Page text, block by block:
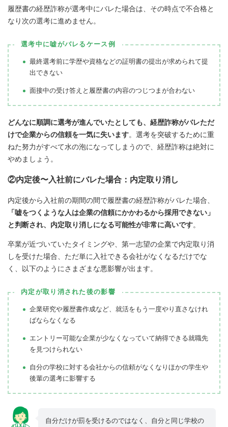
履歴書の経歴詐称が選考中にバレた場合は、その時点で不合格と
なり次の選考に進めません。
選考中に嘘がバレるケース例
最終選考前に学歴や資格などの証明書の提出が求められて提
出できない
面接中の受け答えと履歴書の内容のつじつまが合わない
どんなに順調に選考が進んでいたとしても、経歴詐称がバレただ
けで企業からの信頼を一気に失います。選考を突破するために重
ねた努力がすべて水の泡になってしまうので、経歴詐称は絶対に
やめましょう。
②内定後〜入社前にバレた場合：内定取り消し
内定後から入社前の期間の間で履歴書の経歴詐称がバレた場合、
「嘘をつくような人は企業の信頼にかかわるから採用できない」
と判断され、内定取り消しになる可能性が非常に高いです。
卒業が近づいていたタイミングや、第一志望の企業で内定取り消
しを受けた場合、ただ単に入社できる会社がなくなるだけでな
く、以下のようにさまざまな悪影響が出ます。
内定が取り消された後の影響
企業研究や履歴書作成など、就活をもう一度やり直さなけれ
ばならなくなる
エントリー可能な企業が少なくなっていて納得できる就職先
を見つけられない
自分の学校に対する会社からの信頼がなくなりほかの学生や
後輩の選考に影響する
自分だけが罰を受けるのではなく、自分と同じ学校の